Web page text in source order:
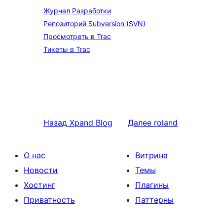
Журнал Разработки
Репозиторий Subversion (SVN)
Просмотреть в Trac
Тикеты в Trac
Назад Xpand Blog Далее roland
О нас
Новости
Хостинг
Приватность
Витрина
Темы
Плагины
Паттерны